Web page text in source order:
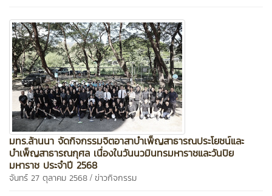
มทร.ล้านนา จัดกิจกรรมจิตอาสาบำเพ็ญสาธารณประโยชน์และ
บำเพ็ญสาธารณกุศล เนื่องในวันนวมินทรมหาราชและวันปิย
มหาราช ประจำปี 2568
จันทร์ 27 ตุลาคม 2568 / ข่าวกิจกรรม